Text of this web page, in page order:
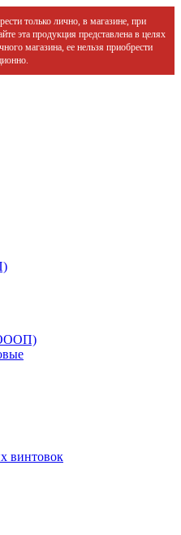
только лично, в магазине, при
эта продукция представлена в целях
магазина, ее нельзя приобрести
винтовок